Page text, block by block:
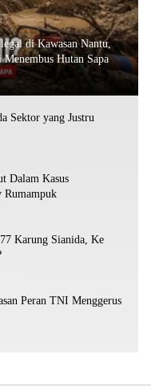
di Kawasan Nantu,
Hutan Sapa
Sektor yang Justru
Dalam Kasus
Rumampuk
Karung Sianida, Ke
Peran TNI Menggerus